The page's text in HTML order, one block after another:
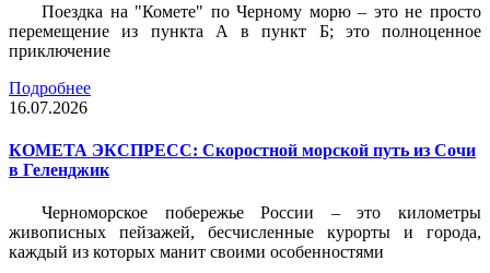
Поездка на "Комете" по Черному морю – это не просто
перемещение из пункта А в пункт Б; это полноценное
приключение
Подробнее
16.07.2026
КОМЕТА ЭКСПРЕСС: Скоростной морской путь из Сочи
в Геленджик
Черноморское побережье России – это километры
живописных пейзажей, бесчисленные курорты и города,
каждый из которых манит своими особенностями